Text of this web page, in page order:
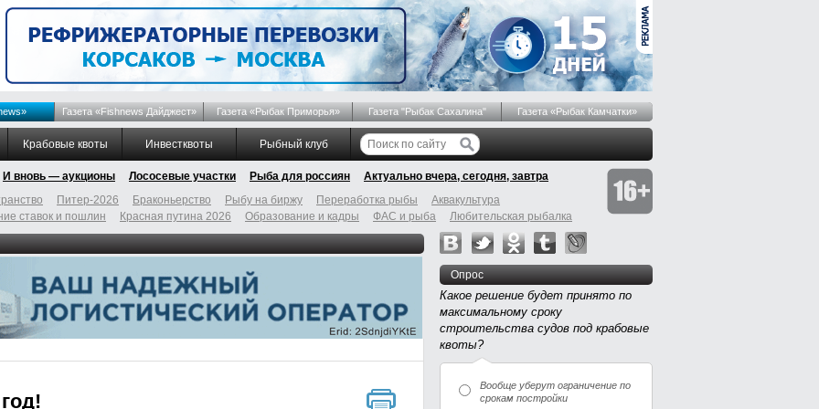
Газета «Fishnews Дайджест» Газета «Рыбак Приморья» Газета "Рыбак Сахалина" Газета «Рыбак Камчатки»
Крабовые квоты Инвестквоты Рыбный клуб
И вновь — аукционы Лососевые участки Рыба для россиян
Актуально вчера, сегодня, завтра
Питер-2026 Браконьерство Рыбу на биржу Переработка рыбы
Аквакультура
ставок и пошлин Красная путина 2026 Образование и кадры ФАС и рыба Любительская рыбалка
Опрос
Какое решение будет принято по
максимальному сроку
строительства судов под крабовые
квоты?
Вообще уберут ограничение по
срокам постройки